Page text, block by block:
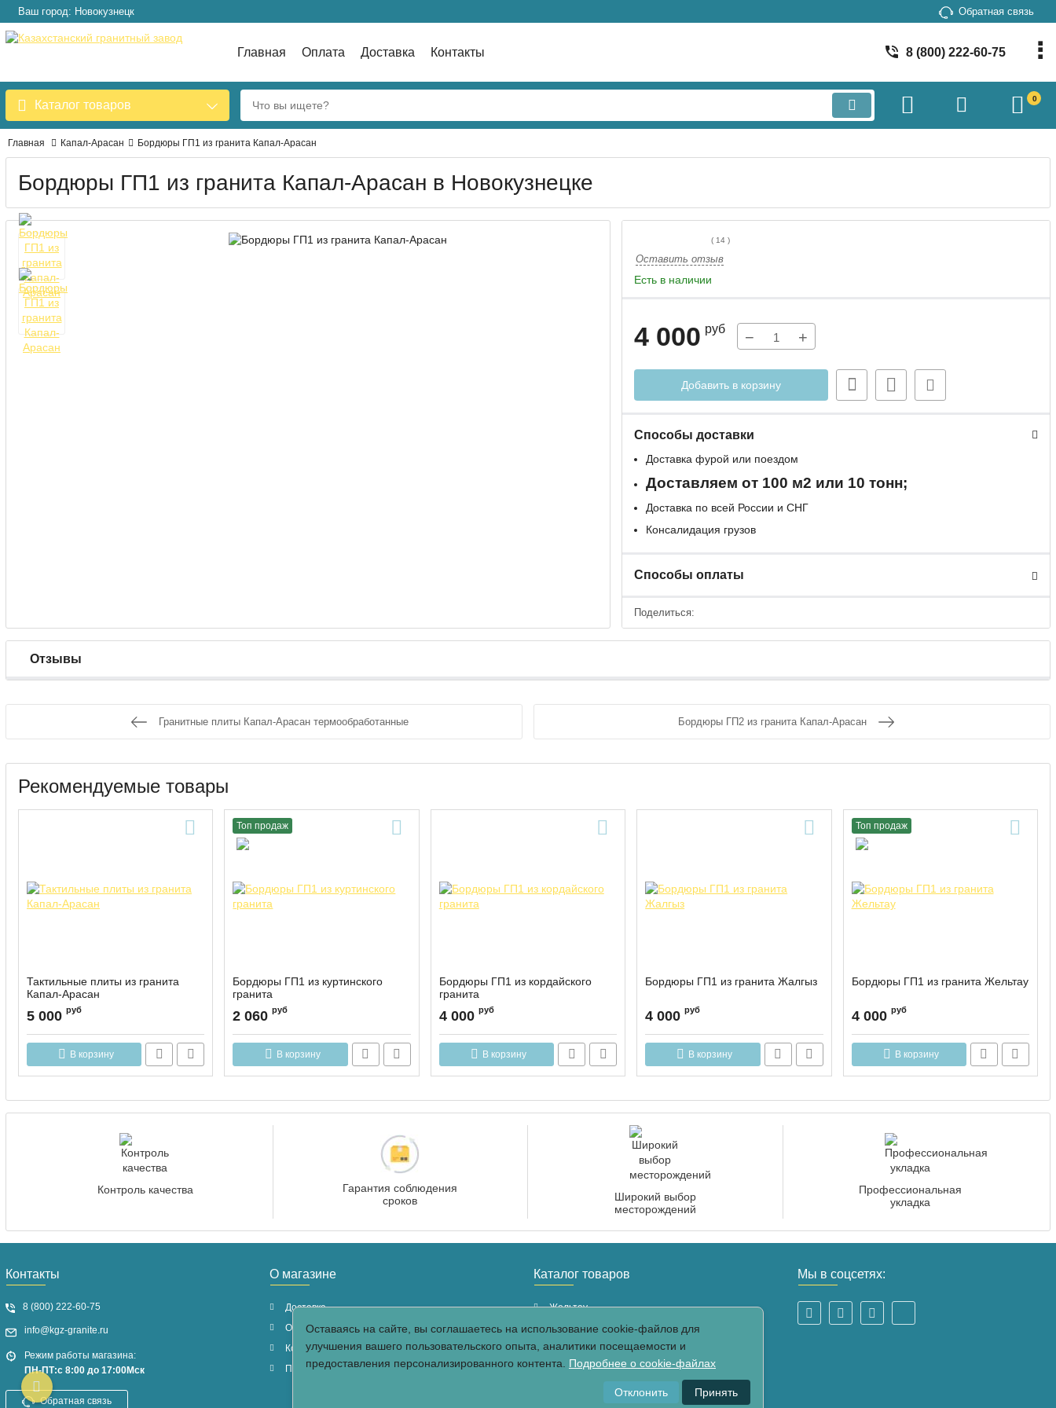
Ваш город: Новокузнецк Обратная связь
Главная Оплата Доставка Контакты 8 (800) 222-60-75
Каталог товаров 0
Главная Капал-Арасан Бордюры ГП1 из гранита Капал-Арасан
Бордюры ГП1 из гранита Капал-Арасан в Новокузнецке
( 14 )
Оставить отзыв
Есть в наличии
4 000 руб − +
Добавить в корзину
Способы доставки
Доставка фурой или поездом
Доставляем от 100 м2 или 10 тонн;
Доставка по всей России и СНГ
Консалидация грузов
Способы оплаты
Поделиться:
Отзывы
Гранитные плиты Капал-Арасан термообработанные Бордюры ГП2 из гранита Капал-Арасан
Рекомендуемые товары
Тактильные плиты из гранита
Капал-Арасан
5 000 руб
В корзину
Топ продаж
Бордюры ГП1 из куртинского
гранита
2 060 руб
В корзину
Бордюры ГП1 из кордайского
гранита
4 000 руб
В корзину
Бордюры ГП1 из гранита Жалгыз
4 000 руб
В корзину
Топ продаж
Бордюры ГП1 из гранита Жельтау
4 000 руб
В корзину
Контроль качества
Гарантия соблюдения
сроков
Широкий выбор
месторождений
Профессиональная
укладка
Контакты
8 (800) 222-60-75
info@kgz-granite.ru
Режим работы магазина:
ПН-ПТ:с 8:00 до 17:00Мск
Обратная связь
О магазине
Доставка
Оплата
Контакты
Политика конфиденцальности
Каталог товаров
Жельтау
Курты
Капал-Арасан
Жалгыз
Мы в соцсетях:
Оставаясь на сайте, вы соглашаетесь на использование cookie-файлов для
улучшения вашего пользовательского опыта, аналитики посещаемости и
предоставления персонализированного контента. Подробнее о cookie-файлах
Отклонить Принять